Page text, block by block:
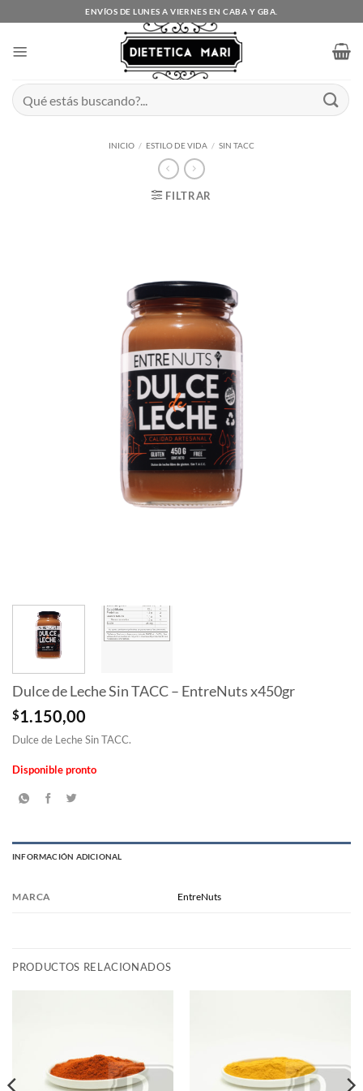
al
ENVÍOS DE LUNES A VIERNES EN CABA Y GBA.
Buscar
por:
INICIO / ESTILO DE VIDA / SIN TACC
FILTRAR
Dulce de Leche Sin TACC – EntreNuts x450gr
$1.150,00
Dulce de Leche Sin TACC.
Disponible pronto
INFORMACIÓN ADICIONAL
MARCA EntreNuts
PRODUCTOS RELACIONADOS